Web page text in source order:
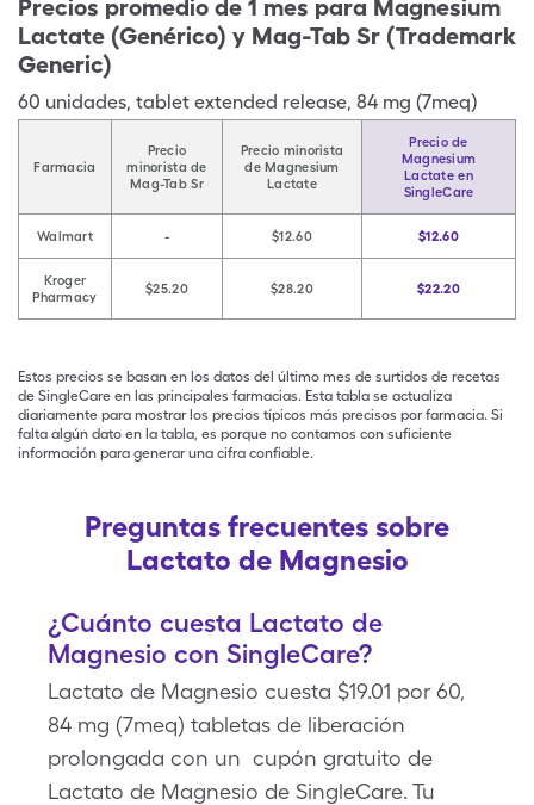
Precios promedio de 1 mes para Magnesium
Lactate (Genérico) y Mag-Tab Sr (Trademark
Generic)
60 unidades, tablet extended release, 84 mg (7meq)
Farmacia
Precio
minorista de
Mag-Tab Sr
Precio minorista
de Magnesium
Lactate
Precio de
Magnesium
Lactate en
SingleCare
Walmart - $12.60 $12.60
Kroger
Pharmacy
$25.20 $28.20 $22.20
Estos precios se basan en los datos del último mes de surtidos de recetas
de SingleCare en las principales farmacias. Esta tabla se actualiza
diariamente para mostrar los precios típicos más precisos por farmacia. Si
falta algún dato en la tabla, es porque no contamos con suficiente
información para generar una cifra confiable.
Preguntas frecuentes sobre
Lactato de Magnesio
¿Cuánto cuesta Lactato de
Magnesio con SingleCare?
Lactato de Magnesio cuesta $19.01 por 60,
84 mg (7meq) tabletas de liberación
prolongada con un cupón gratuito de
Lactato de Magnesio de SingleCare. Tu